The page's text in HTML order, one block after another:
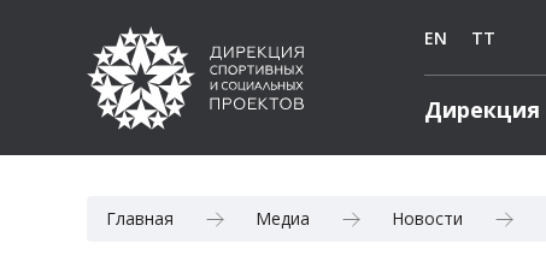
EN TT
Дирекция
Главная Медиа Новости